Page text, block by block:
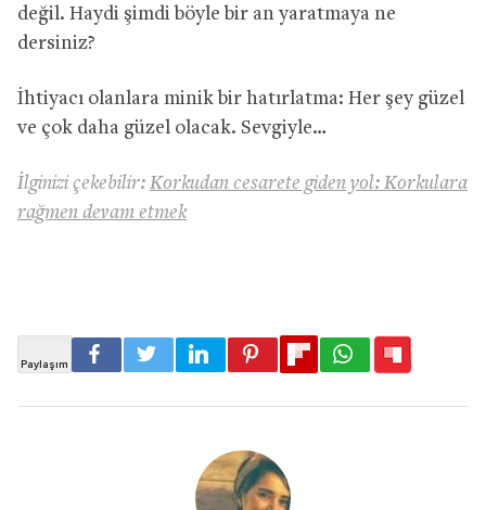
değil. Haydi şimdi böyle bir an yaratmaya ne
dersiniz?
İhtiyacı olanlara minik bir hatırlatma: Her şey güzel
ve çok daha güzel olacak. Sevgiyle…
İlginizi çekebilir: Korkudan cesarete giden yol: Korkulara
rağmen devam etmek